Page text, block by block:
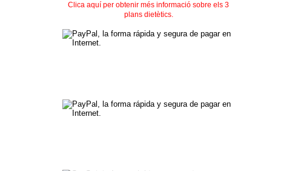
Clica aquí per obtenir més informació sobre els 3
plans dietètics.